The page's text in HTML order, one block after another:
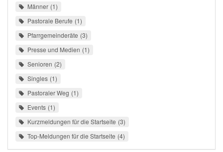
Männer 1
Pastorale Berufe 1
Pfarrgemeinderäte 3
Presse und Medien 1
Senioren 2
Singles 1
Pastoraler Weg 1
Events 1
Kurzmeldungen für die Startseite 3
Top-Meldungen für die Startseite 4